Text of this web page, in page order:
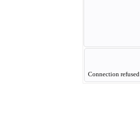
Connection refused